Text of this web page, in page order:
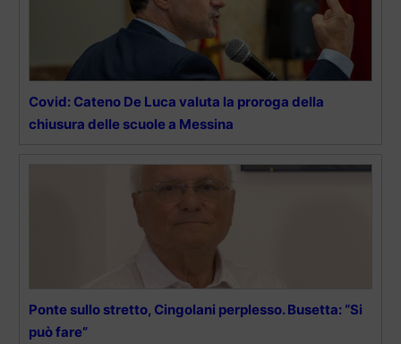
Covid: Cateno De Luca valuta la proroga della
chiusura delle scuole a Messina
Ponte sullo stretto, Cingolani perplesso. Busetta: “Si
può fare”